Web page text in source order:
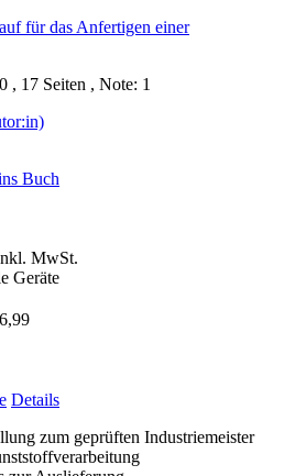
, 17 Seiten , Note: 1
Buch
MwSt.
Geräte
Details
zum geprüften Industriemeister